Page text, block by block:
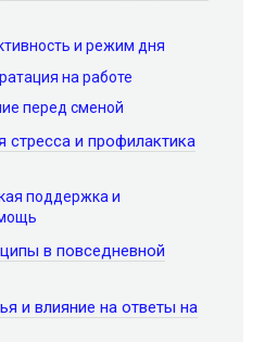
и режим дня
на работе
перед сменой
стресса и профилактика
поддержка и
в повседневной
и влияние на ответы на